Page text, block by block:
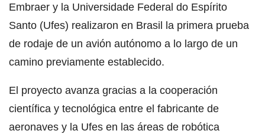
Embraer y la Universidade Federal do Espírito
Santo (Ufes) realizaron en Brasil la primera prueba
de rodaje de un avión autónomo a lo largo de un
camino previamente establecido.
El proyecto avanza gracias a la cooperación
científica y tecnológica entre el fabricante de
aeronaves y la Ufes en las áreas de robótica